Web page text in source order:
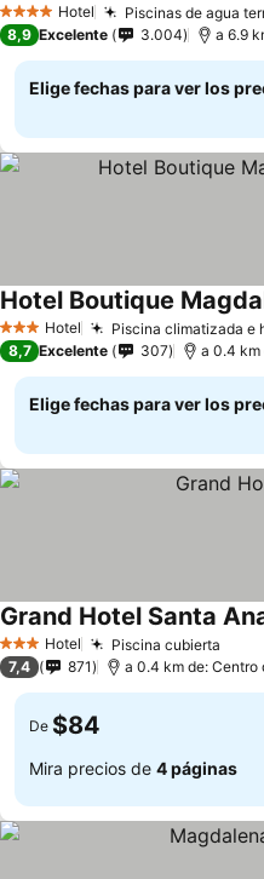
4 EstrellasHotel Piscinas de agua
8,9 Excelente 3.004 a 6.9
Elige fechas para ver los
3 Estrellas
Hotel Piscina climatizada e
Hotel Boutique
8,7 Excelente 307 a 0.4 km
Elige fechas para ver los
3 Estrellas
Hotel Piscina cubierta
Grand Hotel Santa
7,4 871 a 0.4 km de: Centro
De $84
Mira precios de 4 páginas